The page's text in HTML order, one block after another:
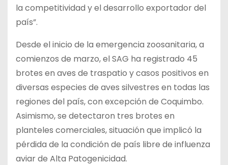
la competitividad y el desarrollo exportador del
país”.
Desde el inicio de la emergencia zoosanitaria, a
comienzos de marzo, el SAG ha registrado 45
brotes en aves de traspatio y casos positivos en
diversas especies de aves silvestres en todas las
regiones del país, con excepción de Coquimbo.
Asimismo, se detectaron tres brotes en
planteles comerciales, situación que implicó la
pérdida de la condición de país libre de influenza
aviar de Alta Patogenicidad.